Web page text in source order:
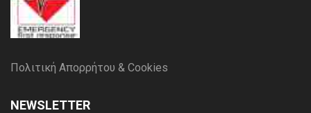
Πολιτική Απορρήτου & Cookies
NEWSLETTER